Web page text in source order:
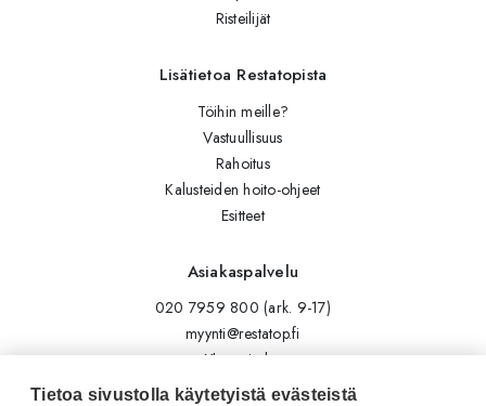
Risteilijät
Lisätietoa Restatopista
Töihin meille?
Vastuullisuus
Rahoitus
Kalusteiden hoito-ohjeet
Esitteet
Asiakaspalvelu
020 7959 800 (ark. 9-17)
myynti@restatop.fi
Yhteystiedot
Lähetä viesti
Tietoa sivustolla käytetyistä evästeistä